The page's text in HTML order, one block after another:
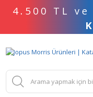
4.500 TL ve